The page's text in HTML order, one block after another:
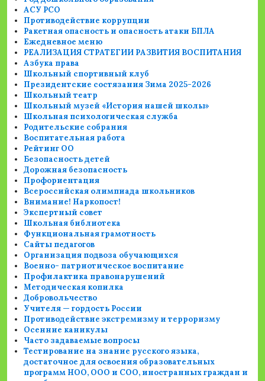
АСУ РСО
Противодействие коррупции
Ракетная опасность и опасность атаки БПЛА
Ежедневное меню
РЕАЛИЗАЦИЯ СТРАТЕГИИ РАЗВИТИЯ ВОСПИТАНИЯ
Азбука права
Школьный спортивный клуб
Президентские состязания Зима 2025-2026
Школьный театр
Школьный музей «История нашей школы»
Школьная психологическая служба
Родительские собрания
Воспитательная работа
Рейтинг ОО
Безопасность детей
Дорожная безопасность
Профориентация
Всероссийская олимпиада школьников
Внимание! Наркопост!
Экспертный совет
Школьная библиотека
Функциональная грамотность
Сайты педагогов
Организация подвоза обучающихся
Военно- патриотическое воспитание
Профилактика правонарушений
Методическая копилка
Добровольчество
Учителя — гордость России
Противодействие экстремизму и терроризму
Осенние каникулы
Часто задаваемые вопросы
Тестирование на знание русского языка,
достаточное для освоения образовательных
программ НОО, ООО и СОО, иностранных граждан и